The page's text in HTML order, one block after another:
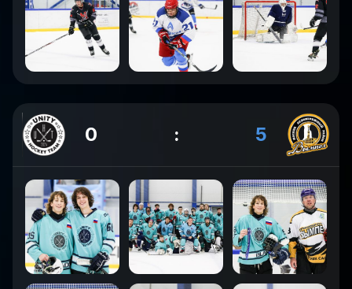
0 : 5